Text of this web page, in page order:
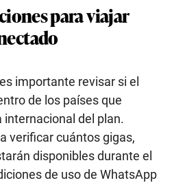
para viajar
importante revisar si el
de los países que
del plan.
verificar cuántos gigas,
disponibles durante el
de uso de WhatsApp